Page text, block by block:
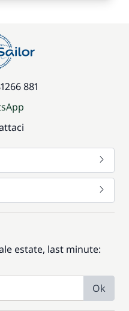
881
estate, last minute:
Ok